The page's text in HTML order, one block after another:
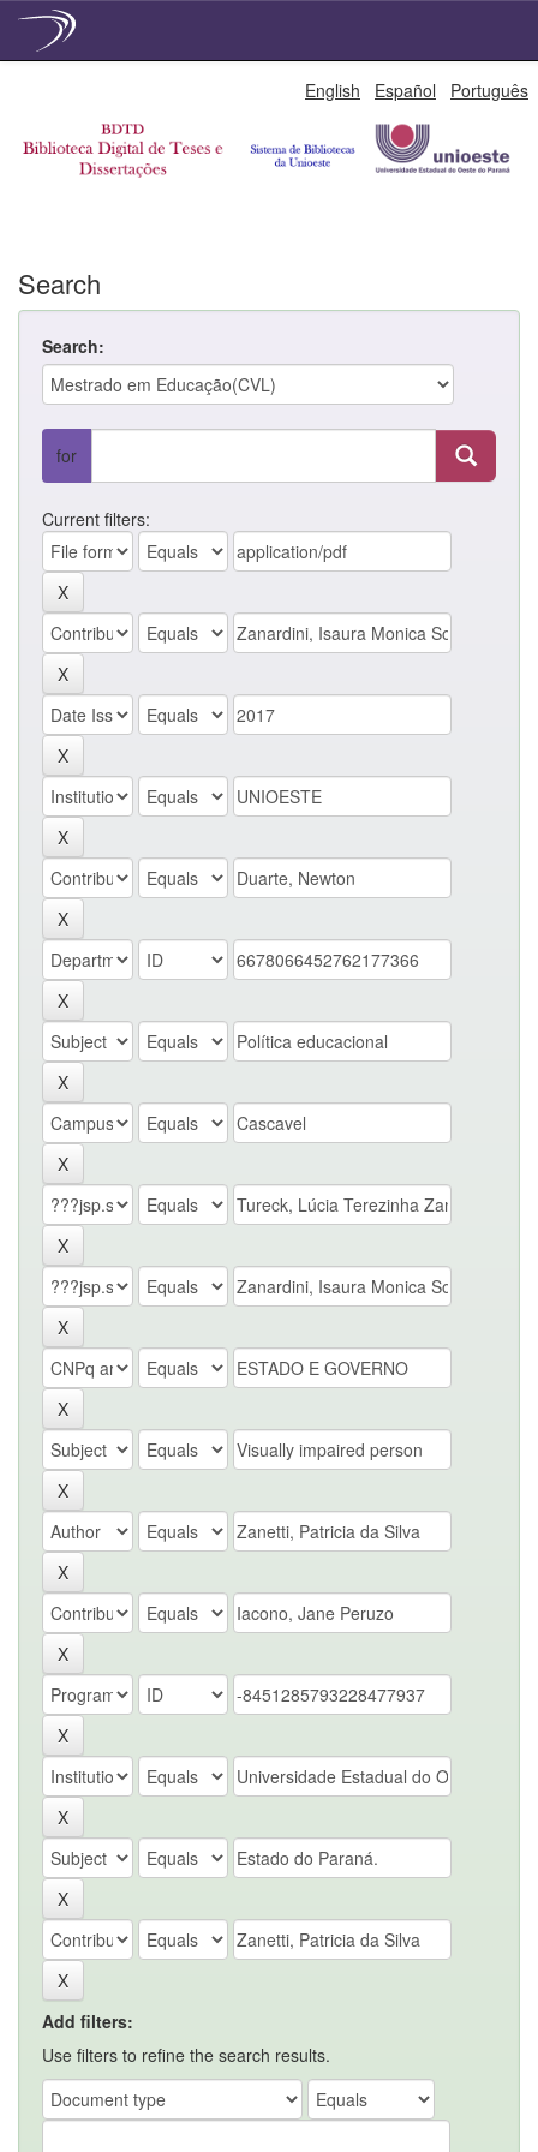
English Español Português
Search
Search:
for
Current filters:
Add filters:
Use filters to refine the search results.